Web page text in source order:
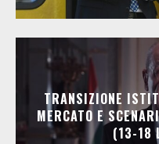
TRANSIZIONE
MERCATO E
(13-18